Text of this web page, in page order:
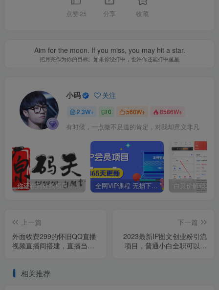
点赞 25 分享 收藏
Aim for the moon. If you miss, you may hit a star.
把月亮作为你的目标。如果你没打中，也许你还能打中星星
小码 关注
2.3W+ 0 560W+ 8586W+
有时候，一点微不足道的肯定，对我却意义非凡
你还在到处找项目？还在当韭菜？我靠卖项目一个月收入5万+，曾经我也是个失败者。 全网VIP课程 无损下载~
上一篇
外面收费299的怀旧QQ直播
视频直播间搭建，直播当天
下一篇
2023最新IP图文创业粉引流
项目，普通小白全职可以月
相关推荐